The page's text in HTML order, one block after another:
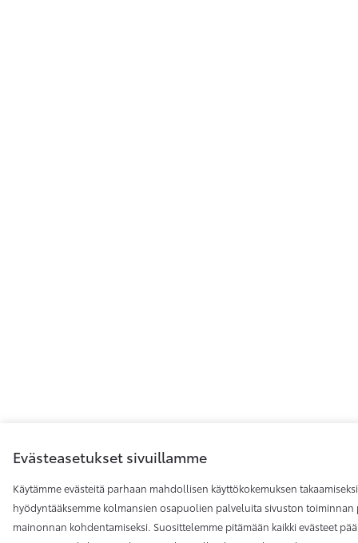
Evästeasetukset sivuillamme
Käytämme evästeitä parhaan mahdollisen käyttökokemuksen
hyödyntääksemme kolmansien osapuolien palveluita sivuston toiminnan
mainonnan kohdentamiseksi. Suosittelemme pitämään kaikki evästeet